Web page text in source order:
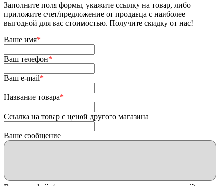
Заполните поля формы, укажите ссылку на товар, либо
приложите счет/предложение от продавца с наиболее
выгодной для вас стоимостью. Получите скидку от нас!
Ваше имя*
Ваш телефон*
Ваш e-mail*
Название товара*
Ссылка на товар с ценой другого магазина
Ваше сообщение